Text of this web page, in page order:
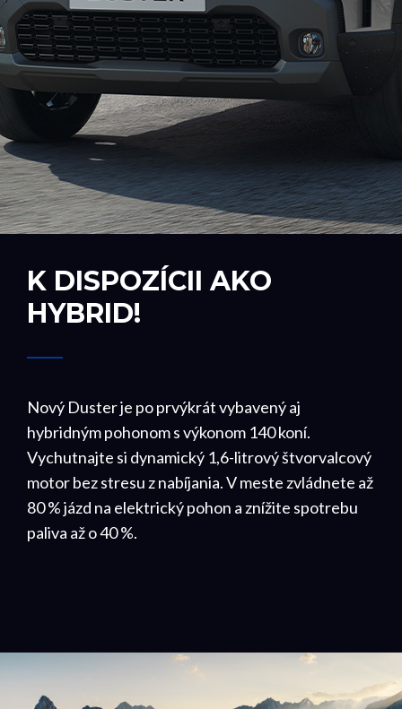
K DISPOZÍCII AKO
HYBRID!
Nový Duster je po prvýkrát vybavený aj
hybridným pohonom s výkonom 140 koní.
Vychutnajte si dynamický 1,6-litrový štvorvalcový
motor bez stresu z nabíjania. V meste zvládnete až
80 % jázd na elektrický pohon a znížite spotrebu
paliva až o 40 %.